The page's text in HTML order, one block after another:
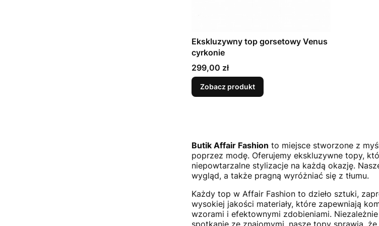
Ekskluzywny top gorsetowy Venus
cyrkonie
Cena
299,00 zł
Zobacz produkt
Butik Affair Fashion to miejsce stworzone z
poprzez modę. Oferujemy ekskluzywne topy,
niepowtarzalne stylizacje na każdą okazję.
wygląd, a także pragną wyróżniać się z tłumu.
Każdy top w Affair Fashion to dzieło sztuki,
wysokiej jakości materiały, które zapewniają
wzorami i efektownymi zdobieniami.